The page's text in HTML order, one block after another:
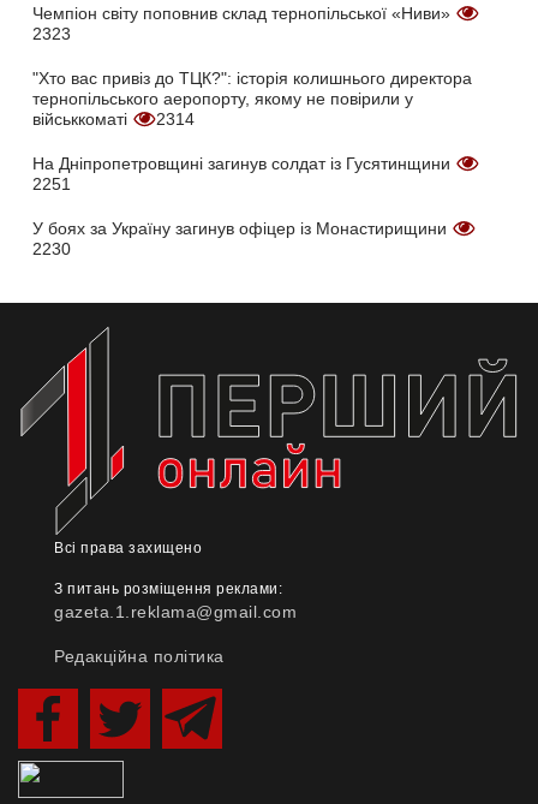
Чемпіон світу поповнив склад тернопільської «Ниви»
2323
"Хто вас привіз до ТЦК?": історія колишнього директора
тернопільського аеропорту, якому не повірили у
військкоматі
2314
На Дніпропетровщині загинув солдат із Гусятинщини
2251
У боях за Україну загинув офіцер із Монастирищини
2230
Всі права захищено
З питань розміщення реклами:
gazeta.1.reklama@gmail.com
Редакційна політика